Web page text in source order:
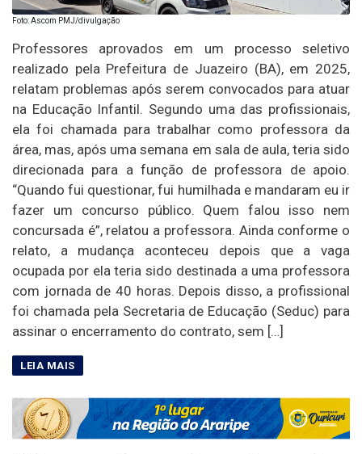
Foto: Ascom PMJ/divulgação
Professores aprovados em um processo seletivo
realizado pela Prefeitura de Juazeiro (BA), em 2025,
relatam problemas após serem convocados para atuar
na Educação Infantil. Segundo uma das profissionais,
ela foi chamada para trabalhar como professora da
área, mas, após uma semana em sala de aula, teria sido
direcionada para a função de professora de apoio.
“Quando fui questionar, fui humilhada e mandaram eu ir
fazer um concurso público. Quem falou isso nem
concursada é”, relatou a professora. Ainda conforme o
relato, a mudança aconteceu depois que a vaga
ocupada por ela teria sido destinada a uma professora
com jornada de 40 horas. Depois disso, a profissional
foi chamada pela Secretaria de Educação (Seduc) para
assinar o encerramento do contrato, sem […]